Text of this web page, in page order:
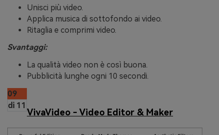
Unisci più video.
Applica musica di sottofondo ai video.
Ritaglia e comprimi video.
Svantaggi:
La qualità video non è così buona.
Pubblicità lunghe ogni 10 secondi.
09
di 11
VivaVideo - Video Editor & Maker